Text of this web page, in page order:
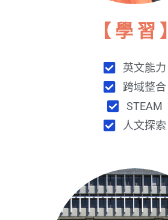
【 學 習 】
英文能力
跨域整合
STEAM
人文探索